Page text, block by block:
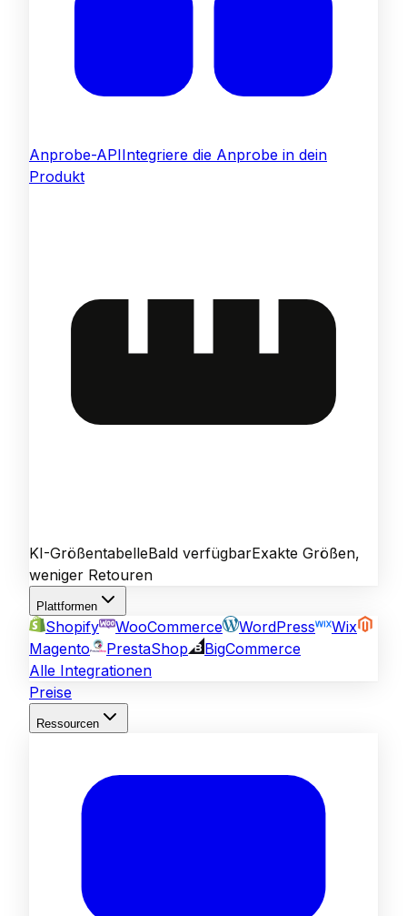
Anprobe-APIIntegriere die Anprobe in dein
Produkt
KI-GrößentabelleBald verfügbarExakte Größen,
weniger Retouren
Plattformen
Shopify WooCommerce WordPress
Wix
Magento
PrestaShop
BigCommerce
Alle Integrationen
Preise
Ressourcen